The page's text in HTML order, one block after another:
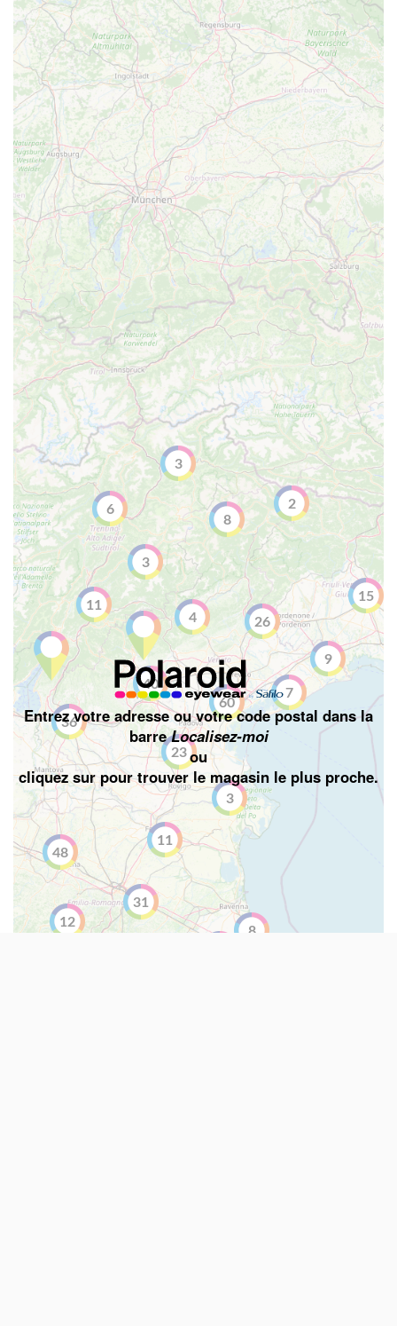
Entrez votre adresse ou votre code postal dans la
barreLocalisez-moi
ou
cliquez sur pour trouver le magasin le plus proche.
60
48
11
8
6
31
40
9
3
36
8
12
26
23
11
15
7
3
4
3
2